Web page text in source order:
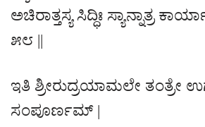
ಅಚಿರಾತ್ತಸ್ಯ ಸಿದ್ಧಿಃ ಸ್ಯಾನ್ನಾತ್ರ
೫೮ ||
ಇತಿ ಶ್ರೀರುದ್ರಯಾಮಲೇ ತಂತ್ರೇ
ಸಂಪೂರ್ಣಮ್ |